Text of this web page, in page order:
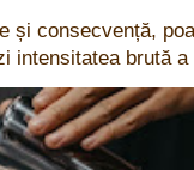
și consecvență,
intensitatea brută